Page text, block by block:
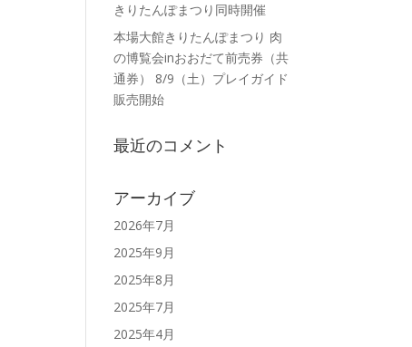
きりたんぽまつり同時開催
本場大館きりたんぽまつり 肉
の博覧会inおおだて前売券（共
通券） 8/9（土）プレイガイド
販売開始
最近のコメント
アーカイブ
2026年7月
2025年9月
2025年8月
2025年7月
2025年4月